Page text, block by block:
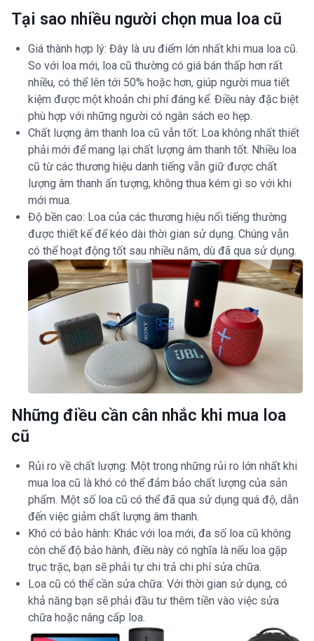
Tại sao nhiều người chọn mua loa cũ
Giá thành hợp lý: Đây là ưu điểm lớn nhất khi mua loa cũ.
So với loa mới, loa cũ thường có giá bán thấp hơn rất
nhiều, có thể lên tới 50% hoặc hơn, giúp người mua tiết
kiệm được một khoản chi phí đáng kể. Điều này đặc biệt
phù hợp với những người có ngân sách eo hẹp.
Chất lượng âm thanh loa cũ vẫn tốt: Loa không nhất thiết
phải mới để mang lại chất lượng âm thanh tốt. Nhiều loa
cũ từ các thương hiệu danh tiếng vẫn giữ được chất
lượng âm thanh ấn tượng, không thua kém gì so với khi
mới mua.
Độ bền cao: Loa của các thương hiệu nổi tiếng thường
được thiết kế để kéo dài thời gian sử dụng. Chúng vẫn
có thể hoạt động tốt sau nhiều năm, dù đã qua sử dụng.
Những điều cần cân nhắc khi mua loa
cũ
Rủi ro về chất lượng: Một trong những rủi ro lớn nhất khi
mua loa cũ là khó có thể đảm bảo chất lượng của sản
phẩm. Một số loa cũ có thể đã qua sử dụng quá độ, dẫn
đến việc giảm chất lượng âm thanh.
Khó có bảo hành: Khác với loa mới, đa số loa cũ không
còn chế độ bảo hành, điều này có nghĩa là nếu loa gặp
trục trặc, bạn sẽ phải tự chi trả chi phí sửa chữa.
Loa cũ có thể cần sửa chữa: Với thời gian sử dụng, có
khả năng bạn sẽ phải đầu tư thêm tiền vào việc sửa
chữa hoặc nâng cấp loa.